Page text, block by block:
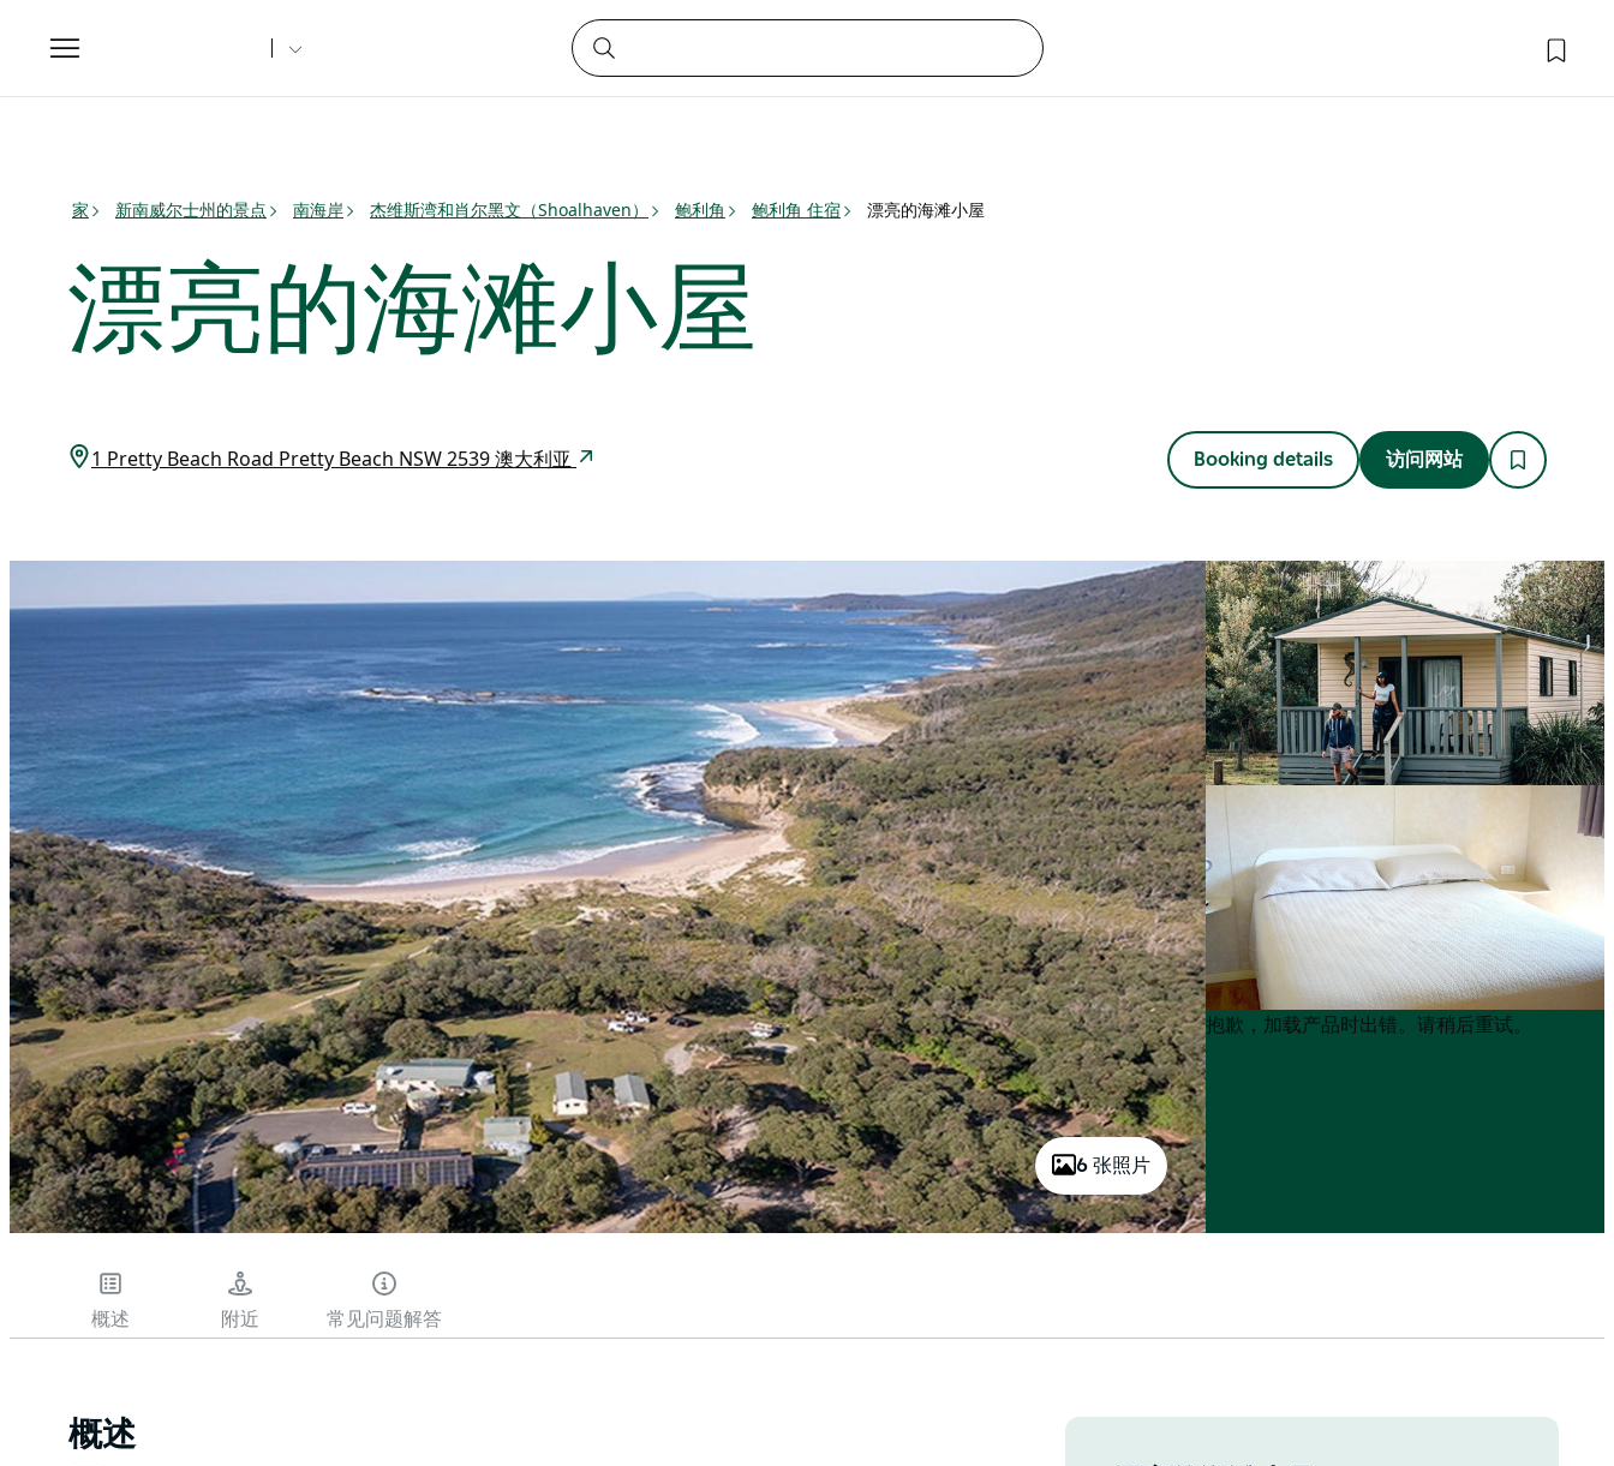
Toggle
navigation
家 新南威尔士州的景点 南海岸 杰维斯湾和肖尔黑文（Shoalhaven） 鲍利角 鲍利角 住宿 漂亮的海滩小屋
漂亮的海滩小屋
1 Pretty Beach Road Pretty Beach NSW 2539 澳大利亚 Booking details 访问网站
6 张照片
Product
List
Product
List
抱歉，加载产品时出错。请稍后重试。
概述 附近 常见问题解答
概述